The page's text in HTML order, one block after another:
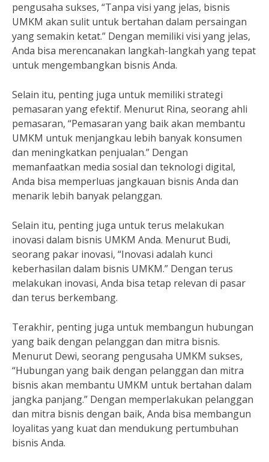
pengusaha sukses, “Tanpa visi yang jelas, bisnis
UMKM akan sulit untuk bertahan dalam persaingan
yang semakin ketat.” Dengan memiliki visi yang jelas,
Anda bisa merencanakan langkah-langkah yang tepat
untuk mengembangkan bisnis Anda.
Selain itu, penting juga untuk memiliki strategi
pemasaran yang efektif. Menurut Rina, seorang ahli
pemasaran, “Pemasaran yang baik akan membantu
UMKM untuk menjangkau lebih banyak konsumen
dan meningkatkan penjualan.” Dengan
memanfaatkan media sosial dan teknologi digital,
Anda bisa memperluas jangkauan bisnis Anda dan
menarik lebih banyak pelanggan.
Selain itu, penting juga untuk terus melakukan
inovasi dalam bisnis UMKM Anda. Menurut Budi,
seorang pakar inovasi, “Inovasi adalah kunci
keberhasilan dalam bisnis UMKM.” Dengan terus
melakukan inovasi, Anda bisa tetap relevan di pasar
dan terus berkembang.
Terakhir, penting juga untuk membangun hubungan
yang baik dengan pelanggan dan mitra bisnis.
Menurut Dewi, seorang pengusaha UMKM sukses,
“Hubungan yang baik dengan pelanggan dan mitra
bisnis akan membantu UMKM untuk bertahan dalam
jangka panjang.” Dengan memperlakukan pelanggan
dan mitra bisnis dengan baik, Anda bisa membangun
loyalitas yang kuat dan mendukung pertumbuhan
bisnis Anda.